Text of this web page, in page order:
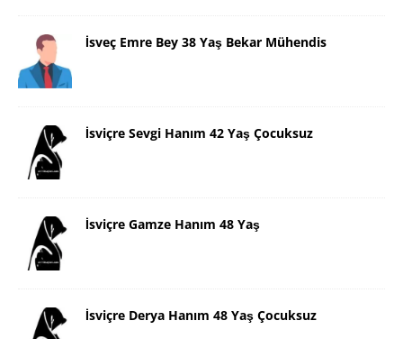
İsveç Emre Bey 38 Yaş Bekar Mühendis
İsviçre Sevgi Hanım 42 Yaş Çocuksuz
İsviçre Gamze Hanım 48 Yaş
İsviçre Derya Hanım 48 Yaş Çocuksuz